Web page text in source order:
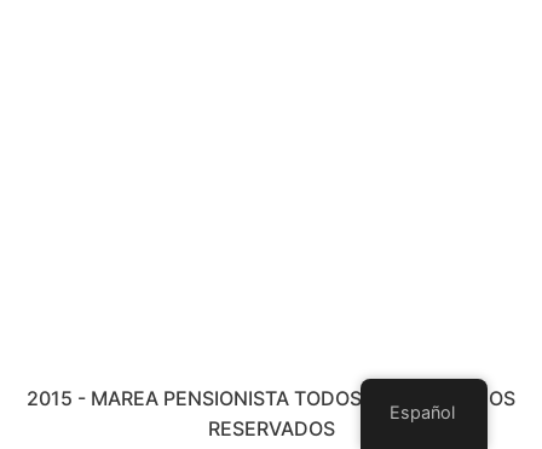
2015 - MAREA PENSIONISTA TODOS LOS DERECHOS
RESERVADOS
Español